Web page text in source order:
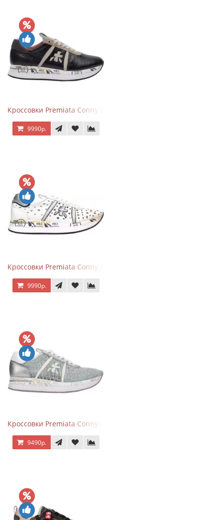
Кроссовки Premiata Conny Leather Black Brown
9990р.
Кроссовки Premiata Conny Perforated White
9990р.
Кроссовки Premiata Conny Lace Blue Silver
9490р.